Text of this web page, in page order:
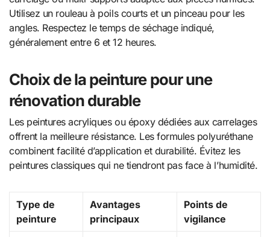
Utilisez un rouleau à poils courts et un pinceau pour les
angles. Respectez le temps de séchage indiqué,
généralement entre 6 et 12 heures.
Choix de la peinture pour une
rénovation durable
Les peintures acryliques ou époxy dédiées aux carrelages
offrent la meilleure résistance. Les formules polyuréthane
combinent facilité d’application et durabilité. Évitez les
peintures classiques qui ne tiendront pas face à l’humidité.
Type de
peinture
Avantages
principaux
Points de
vigilance